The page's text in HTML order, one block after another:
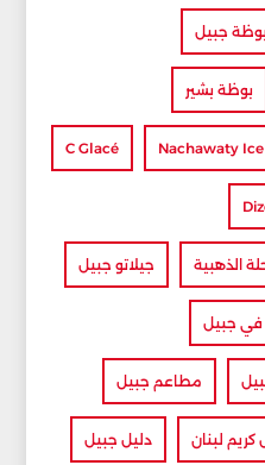
بوظة جبيل
بوظة بشير
Nachawaty
C Glacé
الذهبية جيلاتو جبيل
في جبيل
مطاعم جبيل
كريم لبنان دليل جبيل